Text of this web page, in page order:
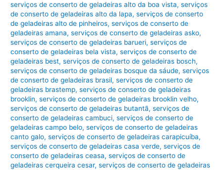
serviços de conserto de geladeiras alto da boa vista,serviços
de conserto de geladeiras alto da lapa,serviços de conserto
de geladeiras alto de pinheiros,serviços de conserto de
geladeiras amana,serviços de conserto de geladeiras asko,
serviços de conserto de geladeiras barueri,serviços de
conserto de geladeiras bela vista,serviços de conserto de
geladeiras best,serviços de conserto de geladeiras bosch,
serviços de conserto de geladeiras bosque da sáude,serviços
de conserto de geladeiras brasil,serviços de conserto de
geladeiras brastemp,serviços de conserto de geladeiras
brooklin,serviços de conserto de geladeiras brooklin velho,
serviços de conserto de geladeiras butantã,serviços de
conserto de geladeiras cambuci,serviços de conserto de
geladeiras campo belo,serviços de conserto de geladeiras
canto galo,serviços de conserto de geladeiras carapicuíba,
serviços de conserto de geladeiras casa verde,serviços de
conserto de geladeiras ceasa,serviços de conserto de
geladeiras cerqueira cesar,serviços de conserto de geladeiras